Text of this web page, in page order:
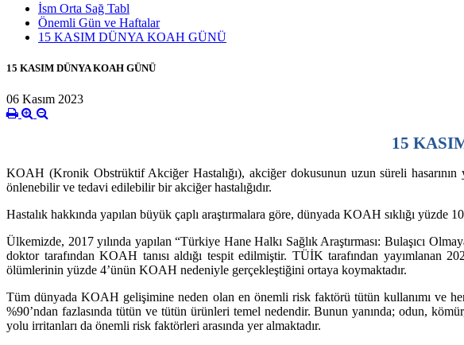
İsm Orta Sağ Tabl
Önemli Gün ve Haftalar
15 KASIM DÜNYA KOAH GÜNÜ
15 KASIM DÜNYA KOAH GÜNÜ
06 Kasım 2023
15
KOAH (Kronik Obstrüktif Akciğer Hastalığı), akciğer dokusunun uzun süreli hasarının
önlenebilir ve tedavi edilebilir bir akciğer hastalığıdır.
Hastalık hakkında yapılan büyük çaplı araştırmalara göre, dünyada KOAH sıklığı
Ülkemizde, 2017 yılında yapılan “Türkiye Hane Halkı Sağlık Araştırması: Bulaşıcı
doktor tarafından KOAH tanısı aldığı tespit edilmiştir. TÜİK tarafından yayımlanan
ölümlerinin yüzde 4’ünün KOAH nedeniyle gerçekleştiğini ortaya koymaktadır.
Tüm dünyada KOAH gelişimine neden olan en önemli risk faktörü tütün kullanımı ve
%90’ndan fazlasında tütün ve tütün ürünleri temel nedendir. Bunun yanında; odun,
yolu irritanları da önemli risk faktörleri arasında yer almaktadır.